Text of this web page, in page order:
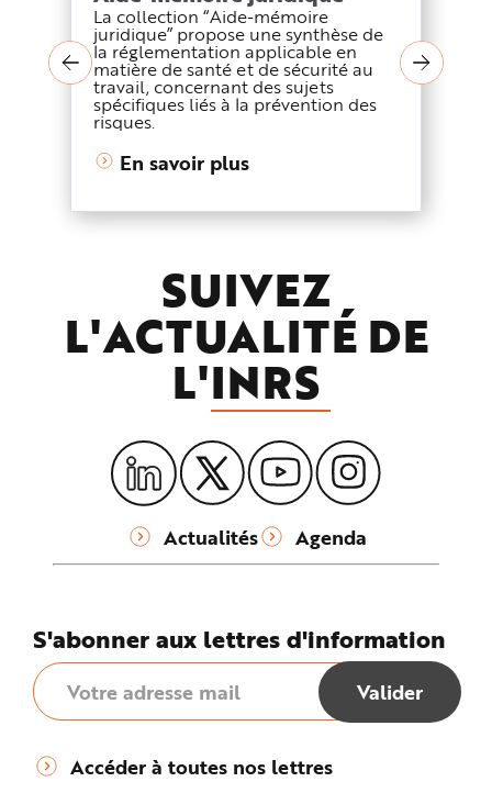
La collection “Aide-mémoire
juridique” propose une synthèse de
la réglementation applicable en
matière de santé et de sécurité au
travail, concernant des sujets
spécifiques liés à la prévention des
risques.
En savoir plus
SUIVEZ
L'ACTUALITÉ DE
L'INRS
Actualités Agenda
S'abonner aux lettres d'information
Accéder à toutes nos lettres